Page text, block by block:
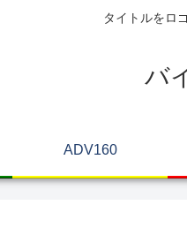
タイトルをロ
バ
ADV160